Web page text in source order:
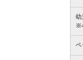
幼
ペ